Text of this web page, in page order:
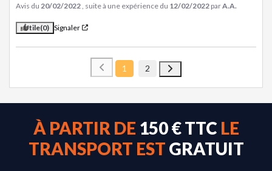
Avis du 20/02/2022 , suite à une expérience du 12/02/2022 parA.A.
Utile(0) Signaler
1 2
À PARTIR DE 150 € TTC LE
TRANSPORT EST GRATUIT